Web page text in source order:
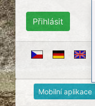
Mobilní aplikace